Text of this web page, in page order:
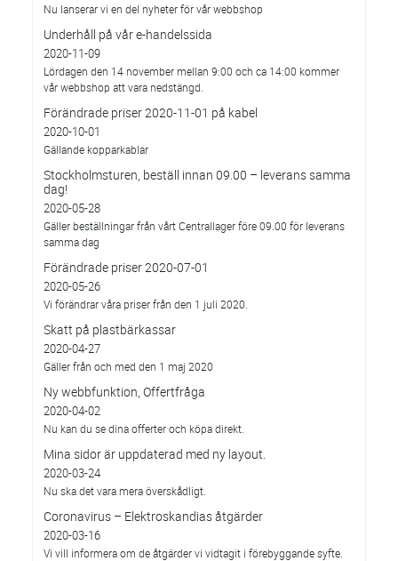
Nu lanserar vi en del nyheter för vår webbshop
Underhåll på vår e-handelssida
2020-11-09
Lördagen den 14 november mellan 9:00 och ca 14:00 kommer
vår webbshop att vara nedstängd.
Förändrade priser 2020-11-01 på kabel
2020-10-01
Gällande kopparkablar
Stockholmsturen, beställ innan 09.00 – leverans samma
dag!
2020-05-28
Gäller beställningar från vårt Centrallager före 09.00 för leverans
samma dag
Förändrade priser 2020-07-01
2020-05-26
Vi förändrar våra priser från den 1 juli 2020.
Skatt på plastbärkassar
2020-04-27
Gäller från och med den 1 maj 2020
Ny webbfunktion, Offertfråga
2020-04-02
Nu kan du se dina offerter och köpa direkt.
Mina sidor är uppdaterad med ny layout.
2020-03-24
Nu ska det vara mera överskådligt.
Coronavirus – Elektroskandias åtgärder
2020-03-16
Vi vill informera om de åtgärder vi vidtagit i förebyggande syfte.